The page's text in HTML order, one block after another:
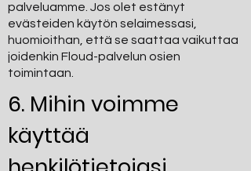
palveluamme. Jos olet estänyt
evästeiden käytön selaimessasi,
huomioithan, että se saattaa vaikuttaa
joidenkin Floud-palvelun osien
toimintaan.
6. Mihin voimme
käyttää